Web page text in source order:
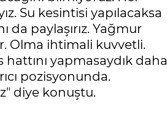
Su kesintisi yapılacaksa
da paylaşırız. Yağmur
Olma ihtimali kuvvetli.
yapmasaydık daha
pozisyonunda.
diye konuştu.